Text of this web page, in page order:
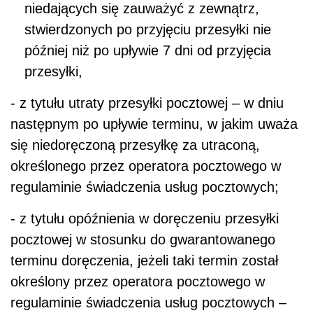
niedających się zauważyć z zewnątrz,
stwierdzonych po przyjęciu przesyłki nie
później niż po upływie 7 dni od przyjęcia
przesyłki,
- z tytułu utraty przesyłki pocztowej – w dniu
następnym po upływie terminu, w jakim uważa
się niedoręczoną przesyłkę za utraconą,
określonego przez operatora pocztowego w
regulaminie świadczenia usług pocztowych;
- z tytułu opóźnienia w doręczeniu przesyłki
pocztowej w stosunku do gwarantowanego
terminu doręczenia, jeżeli taki termin został
określony przez operatora pocztowego w
regulaminie świadczenia usług pocztowych –